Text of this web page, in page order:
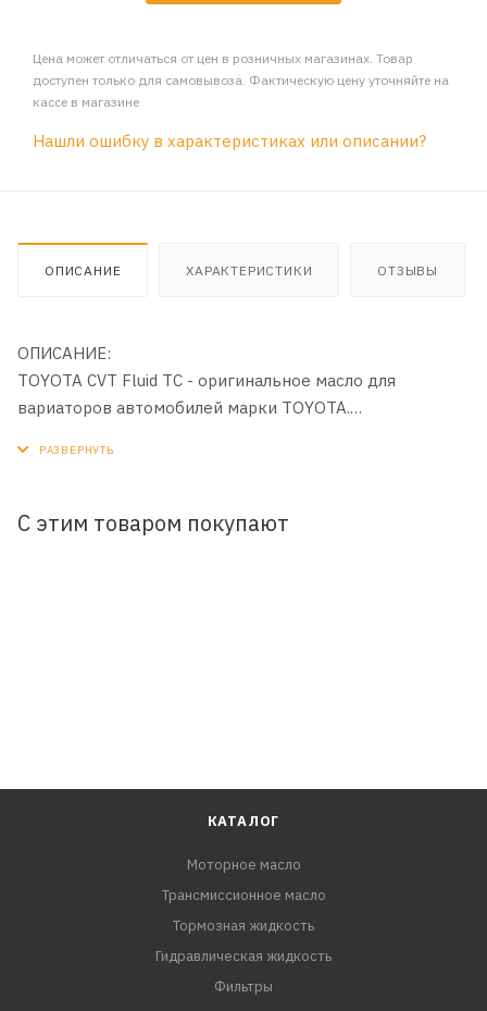
Цена может отличаться от цен в розничных магазинах. Товар
доступен только для самовывоза. Фактическую цену уточняйте на
кассе в магазине
Нашли ошибку в характеристиках или описании?
ОПИСАНИЕ ХАРАКТЕРИСТИКИ ОТЗЫВЫ
ОПИСАНИЕ:
TOYOTA CVT Fluid TC - оригинальное масло для
вариаторов автомобилей марки TOYOTA.
производит компания Aisin.
С этим товаром покупают
КАТАЛОГ
Моторное масло
Трансмиссионное масло
Тормозная жидкость
Гидравлическая жидкость
Фильтры